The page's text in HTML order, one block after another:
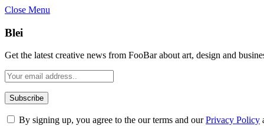
Close Menu
Blei
Get the latest creative news from FooBar about art, design and
By signing up, you agree to the our terms and ourPrivacy Policy